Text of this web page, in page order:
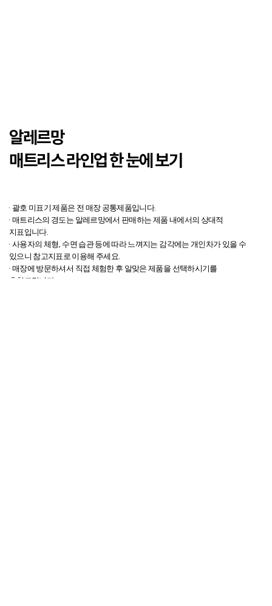
알레르망
매트리스 라인업한 눈에 보기
· 괄호 미표기 제품은 전 매장 공통제품입니다.
· 매트리스의 경도는 알레르망에서 판매하는 제품 내에서의 상대적
지표입니다.
· 사용자의 체형, 수면 습관 등에 따라 느껴지는 감각에는 개인차가 있을 수
있으니 참고지표로 이용해 주세요.
· 매장에 방문하셔서 직접 체험한 후 알맞은 제품을 선택하시기를
추천드립니다.